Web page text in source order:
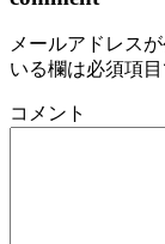
メールアドレス
いる欄は必須項
コメント